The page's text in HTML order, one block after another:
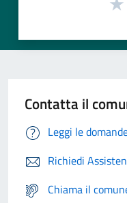
Contatta il
Leggi le
Richiedi
Chiama il